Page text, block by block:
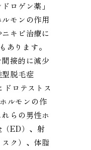
ロゲン薬」
モンの作用
キビ治療に
あります。
接的に減少
脱毛症
ドロテストス
ルモンの作
らの男性ホ
ED）、射
ク）、体脂